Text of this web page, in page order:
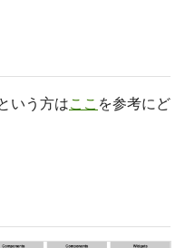
いう方はここ を参考にど